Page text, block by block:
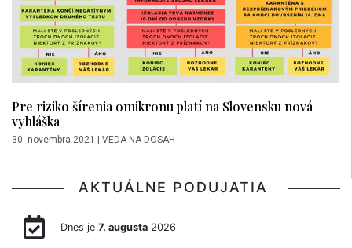
Pre riziko šírenia omikronu platí na Slovensku nová
vyhláška
30. novembra 2021 VEDA NA DOSAH
AKTUÁLNE PODUJATIA
Dnes je 7. augusta2026